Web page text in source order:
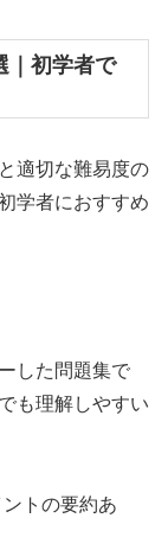
｜初学者で
適切な難易度の
学者におすすめ
した問題集で
も理解しやすい
トの要約あ